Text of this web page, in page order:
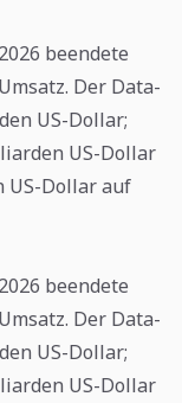
beendete
Der Data-
US-Dollar;
US-Dollar
US-Dollar auf
beendete
Der Data-
US-Dollar;
US-Dollar